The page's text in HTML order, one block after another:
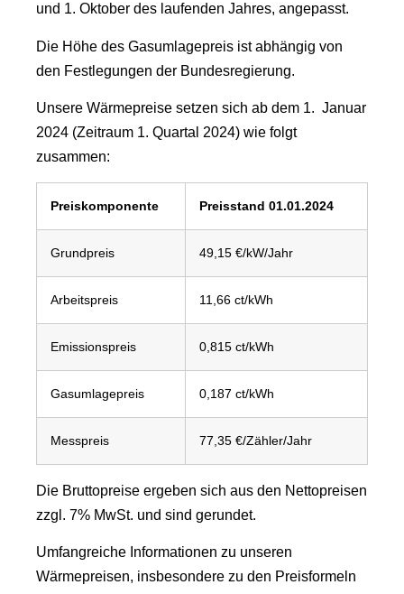
und 1. Oktober des laufenden Jahres, angepasst.
Die Höhe des Gasumlagepreis ist abhängig von
den Festlegungen der Bundesregierung.
Unsere Wärmepreise setzen sich ab dem 1. Januar
2024 (Zeitraum 1. Quartal 2024) wie folgt
zusammen:
Preiskomponente Preisstand 01.01.2024
Grundpreis 49,15 €/kW/Jahr
Arbeitspreis 11,66 ct/kWh
Emissionspreis 0,815 ct/kWh
Gasumlagepreis 0,187 ct/kWh
Messpreis 77,35 €/Zähler/Jahr
Die Bruttopreise ergeben sich aus den Nettopreisen
zzgl. 7% MwSt. und sind gerundet.
Umfangreiche Informationen zu unseren
Wärmepreisen, insbesondere zu den Preisformeln